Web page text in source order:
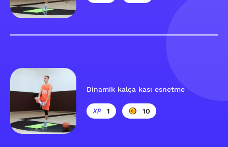
Dinamik kalça kası esnetme
1 10